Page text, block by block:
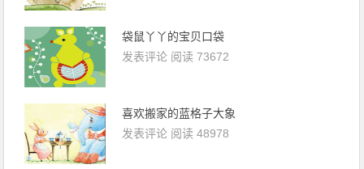
袋鼠丫丫的宝贝口袋
发表评论 阅读 73672
喜欢搬家的蓝格子大象
发表评论 阅读 48978